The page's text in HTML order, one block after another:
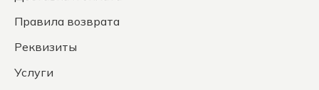
Правила возврата
Реквизиты
Услуги